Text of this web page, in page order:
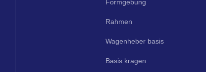
Formgebung
Rahmen
Wagenheber basis
Basis kragen